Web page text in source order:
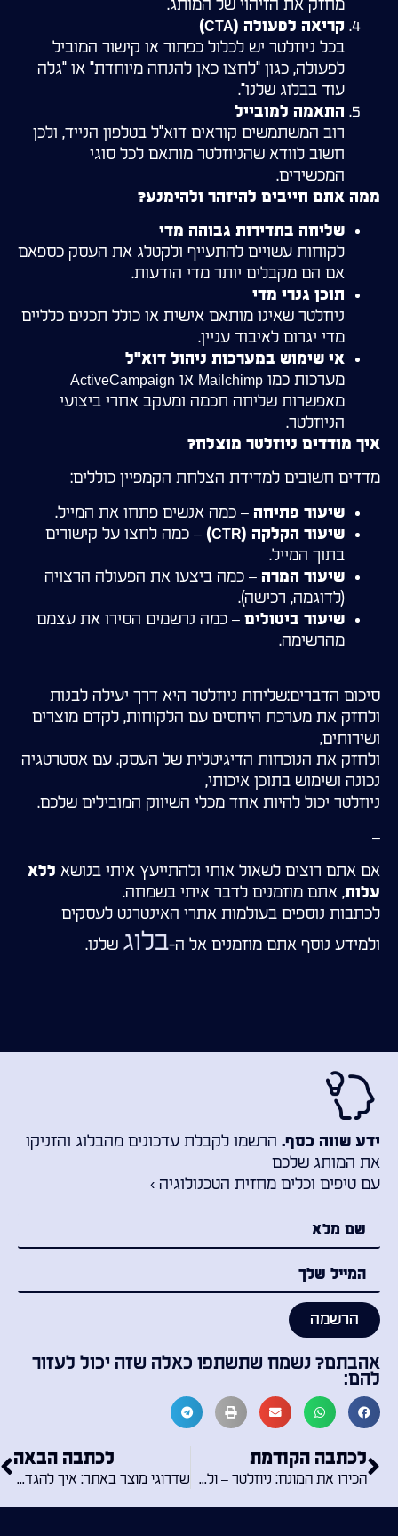
מחזק את הזיהוי של המותג.
קריאה לפעולה (CTA)
בכל ניוזלטר יש לכלול כפתור או קישור המוביל
לפעולה, כגון "לחצו כאן להנחה מיוחדת" או "גלה
עוד בבלוג שלנו".
התאמה למובייל
רוב המשתמשים קוראים דוא"ל בטלפון הנייד, ולכן
חשוב לוודא שהניוזלטר מותאם לכל סוגי
המכשירים.
ממה אתם חייבים להיזהר ולהימנע?
שליחה בתדירות גבוהה מדי
לקוחות עשויים להתעייף ולקטלג את העסק כספאם
אם הם מקבלים יותר מדי הודעות.
תוכן גנרי מדי
ניוזלטר שאינו מותאם אישית או כולל תכנים כלליים
מדי יגרום לאיבוד עניין.
אי שימוש במערכות ניהול דוא"ל
מערכות כמו Mailchimp או ActiveCampaign
מאפשרות שליחה חכמה ומעקב אחרי ביצועי
הניוזלטר.
איך מודדים ניוזלטר מוצלח?
מדדים חשובים למדידת הצלחת הקמפיין כוללים:
שיעור פתיחה – כמה אנשים פתחו את המייל.
שיעור הקלקה (CTR)
– כמה לחצו על קישורים
בתוך המייל.
שיעור המרה – כמה ביצעו את הפעולה הרצויה
(לדוגמה, רכישה).
שיעור ביטולים – כמה נרשמים הסירו את עצמם
מהרשימה.
סיכום הדברים:שליחת ניוזלטר היא דרך יעילה לבנות
ולחזק את מערכת היחסים עם הלקוחות, לקדם מוצרים
ושירותים,
ולחזק את הנוכחות הדיגיטלית של העסק. עם אסטרטגיה
נכונה ושימוש בתוכן איכותי,
ניוזלטר יכול להיות אחד מכלי השיווק המובילים שלכם.
–
אם אתם רוצים לשאול אותי ולהתייעץ איתי בנושא ללא
עלות, אתם מוזמנים לדבר איתי בשמחה.
לכתבות נוספים בעולמות אתרי האינטרנט לעסקים
ולמידע נוסף אתם מוזמנים אל ה-בלוג שלנו.
ידע שווה כסף. הרשמו לקבלת עדכונים מהבלוג והזניקו
את המותג שלכם
עם טיפים וכלים מחזית הטכנולוגיה ›
הרשמה
אהבתם? נשמח שתשתפו כאלה שזה יכול לעזור
להם:
לכתבה הקודמת
הכירו את המונח: ניוזלטר – ולמה הוא חשוב לעסקים?
לכתבה הבאה
שדרוגי מוצר באתר: איך להגדיל את המכירות באמצעות שדרוג מוצר?